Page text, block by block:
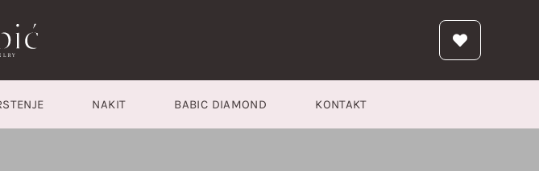
NAKIT BABIC DIAMOND KONTAKT